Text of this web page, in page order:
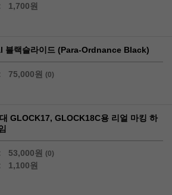
1,700원
블랙슬라이드 (Para-Ordnance Black)
75,000원 (0)
GLOCK17, GLOCK18C용 리얼 마킹 하
53,000원 (0)
1,100원